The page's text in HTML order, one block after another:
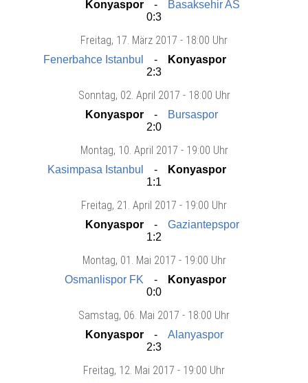
Konyaspor
Basaksehir AS
0:3
Freitag, 17. März 2017 - 18:00 Uhr
Fenerbahce Istanbul
Konyaspor
2:3
Sonntag, 02. April 2017 - 18:00 Uhr
Konyaspor
Bursaspor
2:0
Montag, 10. April 2017 - 19:00 Uhr
Kasimpasa Istanbul
Konyaspor
1:1
Freitag, 21. April 2017 - 19:00 Uhr
Konyaspor
Gaziantepspor
1:2
Montag, 01. Mai 2017 - 19:00 Uhr
Osmanlispor FK
Konyaspor
0:0
Samstag, 06. Mai 2017 - 18:00 Uhr
Konyaspor
Alanyaspor
2:3
Freitag, 12. Mai 2017 - 19:00 Uhr